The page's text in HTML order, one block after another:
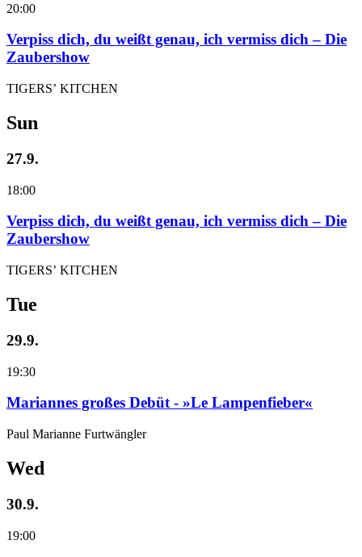
20:00
Verpiss dich, du weißt genau, ich vermiss dich – Die
Zaubershow
TIGERS’ KITCHEN
Sun
27.9.
18:00
Verpiss dich, du weißt genau, ich vermiss dich – Die
Zaubershow
TIGERS’ KITCHEN
Tue
29.9.
19:30
Mariannes großes Debüt - »Le Lampenfieber«
Paul Marianne Furtwängler
Wed
30.9.
19:00